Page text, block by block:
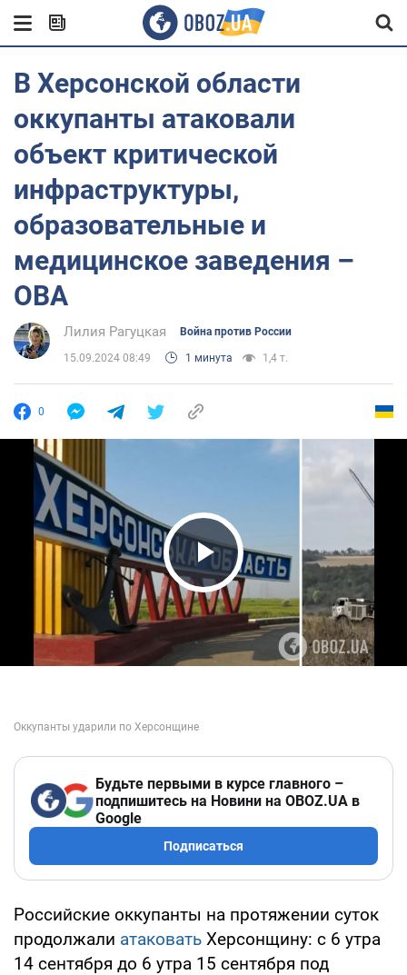
В Херсонской области
оккупанты атаковали
объект критической
инфраструктуры,
образовательные и
медицинское заведения –
ОВА
Лилия Рагуцкая Война против России
15.09.2024 08:49 1 минута 1,4 т.
0
Play Video
Будьте первыми в курсе главного –
подпишитесь на Новини на OBOZ.UA в
Google
Подписаться
Российские оккупанты на протяжении суток
продолжали атаковать Херсонщину: с 6 утра
14 сентября до 6 утра 15 сентября под